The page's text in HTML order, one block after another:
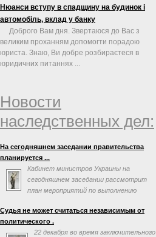
Нюанси вступу в спадщину на будинок і
автомобіль, вклад у банку
Доброго Вам дня. Звертаюся до Вас з
великим проханням допомогти порадою
юриста. Знаю, Ви добре розбираєтеся в
юридичних питаннях ...
Новости
наследственных дел:
На сегодняшнем заседании правительства
планируется ...
Кабинет министров Украины на
сегодняшнем заседании рассмотрит
план мероприятий по выполнению
Евросоюзом. Об этом говорится в повестке дня
заседания на сайте правительства.
Судья не может считаться независимым от
политического .
22 декабря во время заключительного